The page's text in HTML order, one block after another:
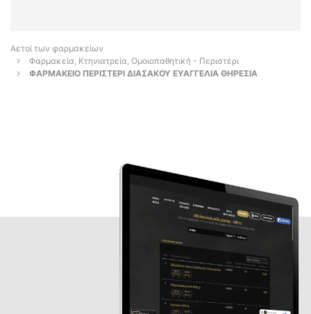
Αετοί των φαρμακείων
Φαρμακεία, Κτηνιατρεία, Ομοιοπαθητική - Περιστέρι
ΦΑΡΜΑΚΕΙΟ ΠΕΡΙΣΤΕΡΙ ΔΙΑΣΑΚΟΥ ΕΥΑΓΓΕΛΙΑ ΘΗΡΕΣΙΑ